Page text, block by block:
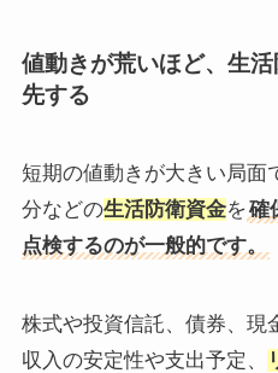
値動きが荒いほど、生
先する
短期の値動きが大きい局面
分などの生活防衛資金を確
点検するのが一般的です。
株式や投資信託、債券、現
収入の安定性や支出予定、